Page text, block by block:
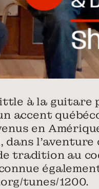
à la guitare
accent
en
dans
tradition au
tunes/1200.